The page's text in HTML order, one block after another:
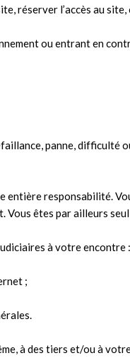
réserver l’accès au
ou entrant en
panne, difficulté
entière responsabilité.
êtes par ailleurs
à votre encontre :
;
à des tiers et/ou à